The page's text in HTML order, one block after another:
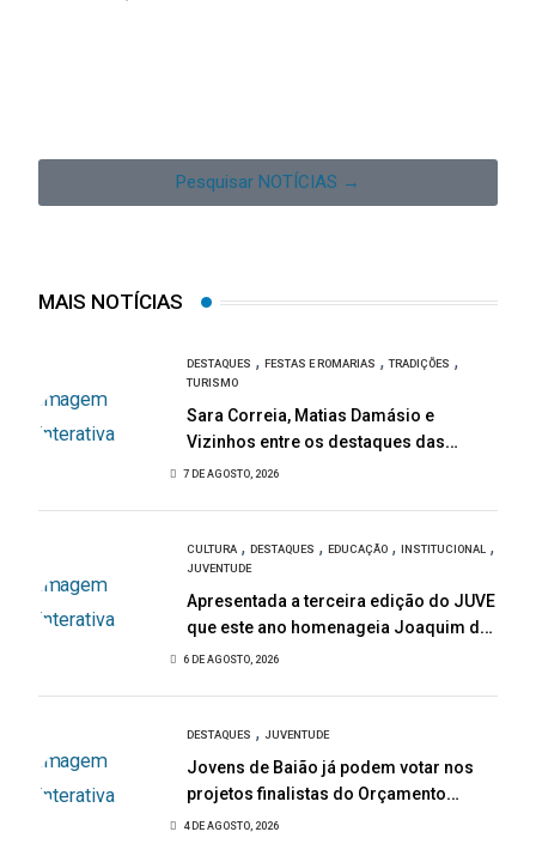
Pesquisar NOTÍCIAS →
MAIS NOTÍCIAS
DESTAQUES , FESTAS E ROMARIAS ,TRADIÇÕES ,
TURISMO
Sara Correia, Matias Damásio e
Vizinhos entre os destaques das
Festas de São Bartolomeu
7 DE AGOSTO, 2026
CULTURA , DESTAQUES , EDUCAÇÃO , INSTITUCIONAL ,
JUVENTUDE
Apresentada a terceira edição do JUVE
que este ano homenageia Joaquim de
Almeida
6 DE AGOSTO, 2026
DESTAQUES , JUVENTUDE
Jovens de Baião já podem votar nos
projetos finalistas do Orçamento
Participativo Jovem 2026
4 DE AGOSTO, 2026